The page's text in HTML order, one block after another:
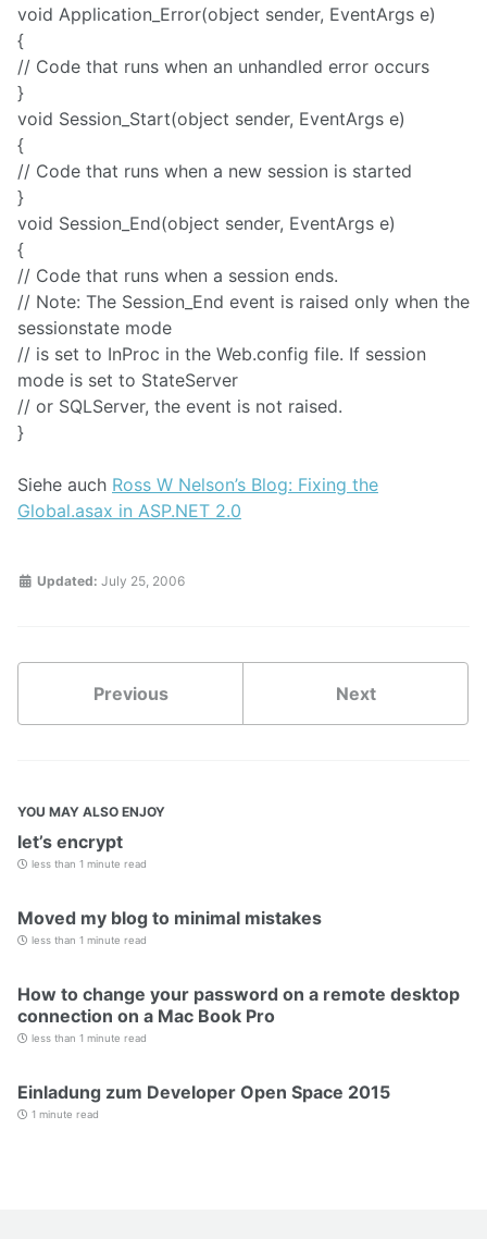
void Application_Error(object sender, EventArgs e)
{
// Code that runs when an unhandled error occurs
}
void Session_Start(object sender, EventArgs e)
{
// Code that runs when a new session is started
}
void Session_End(object sender, EventArgs e)
{
// Code that runs when a session ends.
// Note: The Session_End event is raised only when the
sessionstate mode
// is set to InProc in the Web.config file. If session
mode is set to StateServer
// or SQLServer, the event is not raised.
}
Siehe auch Ross W Nelson’s Blog: Fixing the
Global.asax in ASP.NET 2.0
Updated: July 25, 2006
Previous Next
YOU MAY ALSO ENJOY
let’s encrypt
less than 1 minute read
Moved my blog to minimal mistakes
less than 1 minute read
How to change your password on a remote desktop
connection on a Mac Book Pro
less than 1 minute read
Einladung zum Developer Open Space 2015
1 minute read